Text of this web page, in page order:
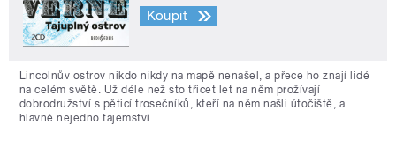
Koupit
Lincolnův ostrov nikdo nikdy na mapě nenašel, a přece ho znají lidé
na celém světě. Už déle než sto třicet let na něm prožívají
dobrodružství s pěticí trosečníků, kteří na něm našli útočiště, a
hlavně nejedno tajemství.